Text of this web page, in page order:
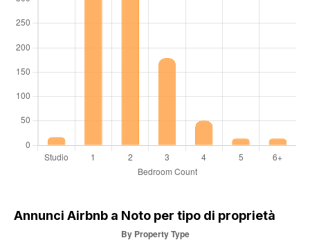
Annunci Airbnb a Noto per tipo di proprietà